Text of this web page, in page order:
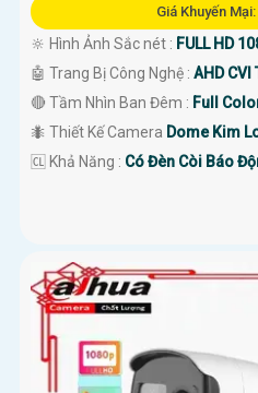
Giá Khuyến
🔆 Hình Ảnh Sắc nét : FULL HD
🤖️ Trang Bị Công Nghệ : AHD CVI
🔴 Tầm Nhìn Ban Đêm : Full
🐜 Thiết Kế Camera Dome Kim
️🆑 Khả Năng : Có Đèn Còi Báo